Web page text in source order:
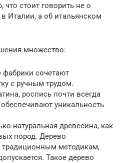
стоит говорить не о
Италии, а об итальянском
множество:
фабрики сочетают
с ручным трудом.
роспись почти всегда
уникальность
натуральная древесина, как
пород. Дерево
традиционным методикам,
Такое дерево